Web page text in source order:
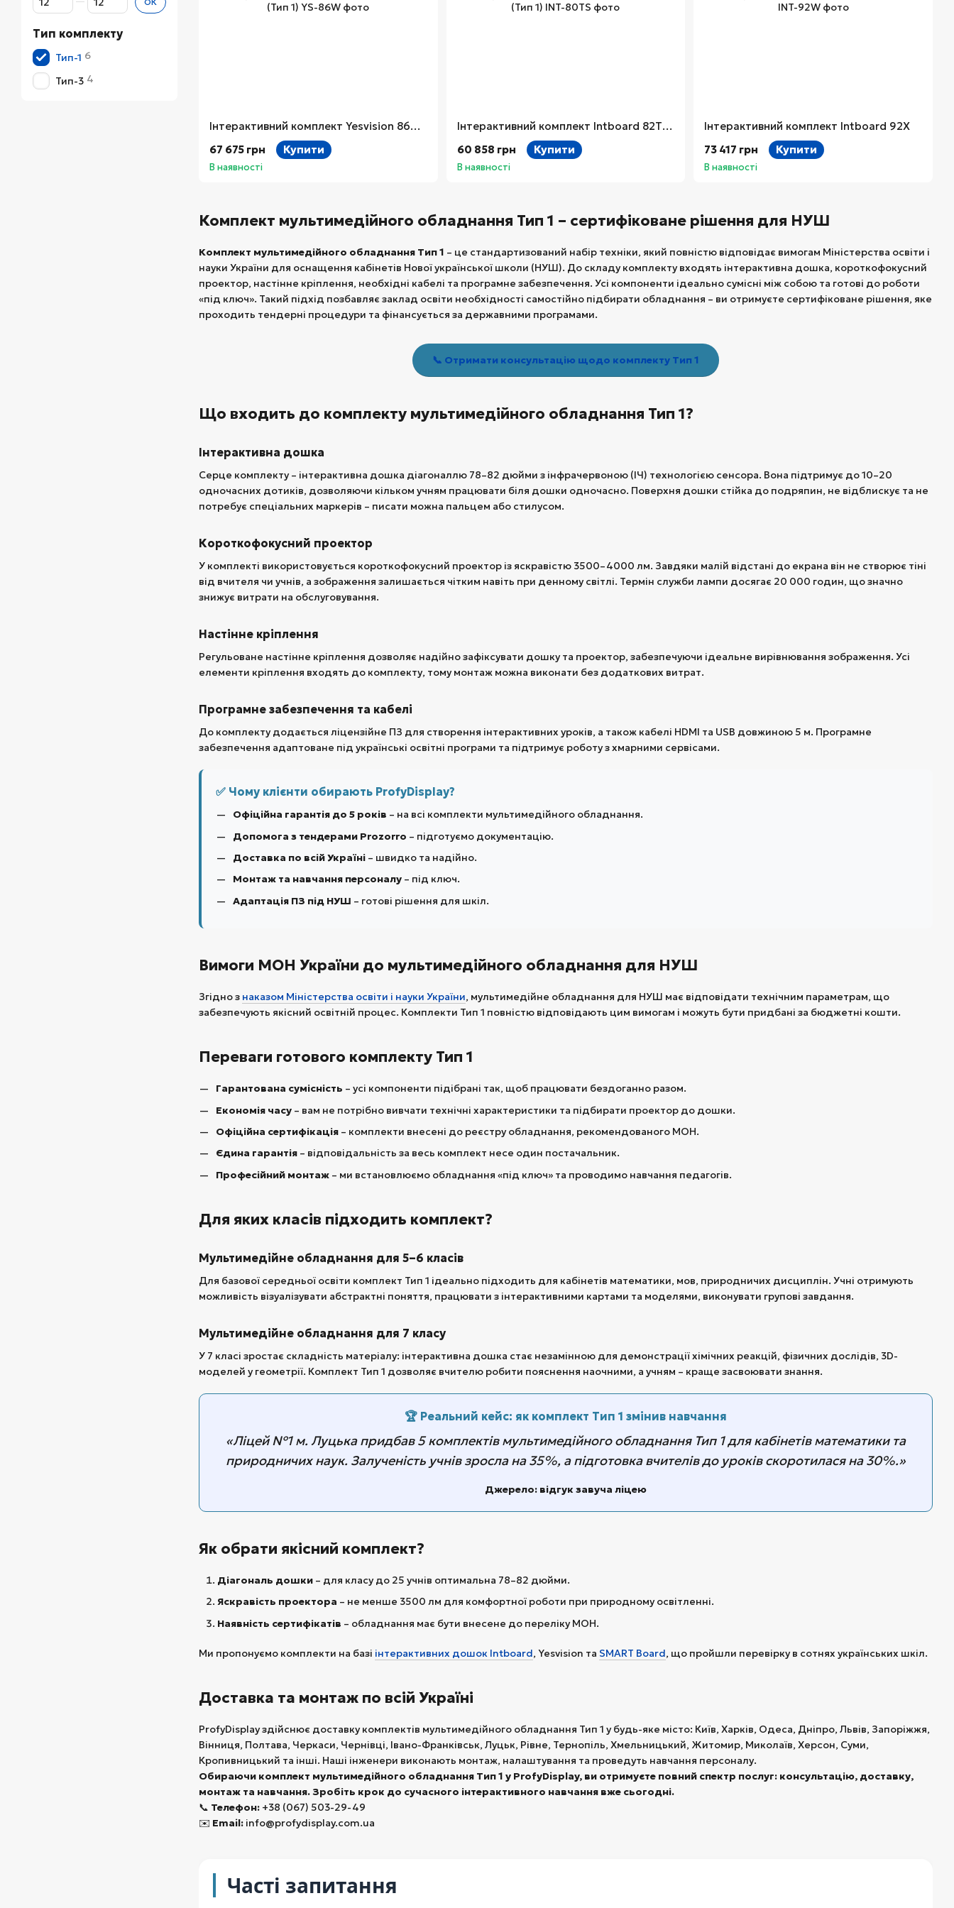
Комплект мультимедійного обладнання Тип 1 – сертифіковане рішення для НУШ
Комплект мультимедійного обладнання Тип 1 – це стандартизований набір техніки, який повністю відповідає вимогам Міністерства освіти і
науки України для оснащення кабінетів Нової української школи (НУШ). До складу комплекту входять інтерактивна дошка, короткофокусний
проектор, настінне кріплення, необхідні кабелі та програмне забезпечення. Усі компоненти ідеально сумісні між собою та готові до роботи
«під ключ». Такий підхід позбавляє заклад освіти необхідності самостійно підбирати обладнання – ви отримуєте сертифіковане рішення, яке
проходить тендерні процедури та фінансується за державними програмами.
📞 Отримати консультацію щодо комплекту Тип 1
Що входить до комплекту мультимедійного обладнання Тип 1?
Інтерактивна дошка
Серце комплекту – інтерактивна дошка діагоналлю 78–82 дюйми з інфрачервоною (ІЧ) технологією сенсора. Вона підтримує до 10–20
одночасних дотиків, дозволяючи кільком учням працювати біля дошки одночасно. Поверхня дошки стійка до подряпин, не відблискує та не
потребує спеціальних маркерів – писати можна пальцем або стилусом.
Короткофокусний проектор
У комплекті використовується короткофокусний проектор із яскравістю 3500–4000 лм. Завдяки малій відстані до екрана він не створює тіні
від вчителя чи учнів, а зображення залишається чітким навіть при денному світлі. Термін служби лампи досягає 20 000 годин, що значно
знижує витрати на обслуговування.
Настінне кріплення
Регульоване настінне кріплення дозволяє надійно зафіксувати дошку та проектор, забезпечуючи ідеальне вирівнювання зображення. Усі
елементи кріплення входять до комплекту, тому монтаж можна виконати без додаткових витрат.
Програмне забезпечення та кабелі
До комплекту додається ліцензійне ПЗ для створення інтерактивних уроків, а також кабелі HDMI та USB довжиною 5 м. Програмне
забезпечення адаптоване під українські освітні програми та підтримує роботу з хмарними сервісами.
✅ Чому клієнти обирають ProfyDisplay?
Офіційна гарантія до 5 років – на всі комплекти мультимедійного обладнання.
Допомога з тендерами Prozorro – підготуємо документацію.
Доставка по всій Україні – швидко та надійно.
Монтаж та навчання персоналу – під ключ.
Адаптація ПЗ під НУШ – готові рішення для шкіл.
Вимоги МОН України до мультимедійного обладнання для НУШ
Згідно з наказом Міністерства освіти і науки України, мультимедійне обладнання для НУШ має відповідати технічним параметрам, що
забезпечують якісний освітній процес. Комплекти Тип 1 повністю відповідають цим вимогам і можуть бути придбані за бюджетні кошти.
Переваги готового комплекту Тип 1
Гарантована сумісність – усі компоненти підібрані так, щоб працювати бездоганно разом.
Економія часу – вам не потрібно вивчати технічні характеристики та підбирати проектор до дошки.
Офіційна сертифікація – комплекти внесені до реєстру обладнання, рекомендованого МОН.
Єдина гарантія – відповідальність за весь комплект несе один постачальник.
Професійний монтаж – ми встановлюємо обладнання «під ключ» та проводимо навчання педагогів.
Для яких класів підходить комплект?
Мультимедійне обладнання для 5–6 класів
Для базової середньої освіти комплект Тип 1 ідеально підходить для кабінетів математики, мов, природничих дисциплін. Учні отримують
можливість візуалізувати абстрактні поняття, працювати з інтерактивними картами та моделями, виконувати групові завдання.
Мультимедійне обладнання для 7 класу
У 7 класі зростає складність матеріалу: інтерактивна дошка стає незамінною для демонстрації хімічних реакцій, фізичних дослідів, 3D-
моделей у геометрії. Комплект Тип 1 дозволяє вчителю робити пояснення наочними, а учням – краще засвоювати знання.
🏆 Реальний кейс: як комплект Тип 1 змінив навчання
«Ліцей №1 м. Луцька придбав 5 комплектів мультимедійного обладнання Тип 1 для кабінетів математики та
природничих наук. Залученість учнів зросла на 35%, а підготовка вчителів до уроків скоротилася на 30%.»
Джерело: відгук завуча ліцею
Як обрати якісний комплект?
Діагональ дошки – для класу до 25 учнів оптимальна 78–82 дюйми.
Яскравість проектора – не менше 3500 лм для комфортної роботи при природному освітленні.
Наявність сертифікатів – обладнання має бути внесене до переліку МОН.
Ми пропонуємо комплекти на базі інтерактивних дошок Intboard, Yesvision та SMART Board, що пройшли перевірку в сотнях українських шкіл.
Доставка та монтаж по всій Україні
ProfyDisplay здійснює доставку комплектів мультимедійного обладнання Тип 1 у будь-яке місто: Київ, Харків, Одеса, Дніпро, Львів, Запоріжжя,
Вінниця, Полтава, Черкаси, Чернівці, Івано-Франківськ, Луцьк, Рівне, Тернопіль, Хмельницький, Житомир, Миколаїв, Херсон, Суми,
Кропивницький та інші. Наші інженери виконають монтаж, налаштування та проведуть навчання персоналу.
Обираючи комплект мультимедійного обладнання Тип 1 у ProfyDisplay, ви отримуєте повний спектр послуг: консультацію, доставку,
монтаж та навчання. Зробіть крок до сучасного інтерактивного навчання вже сьогодні.
📞 Телефон: +38 (067) 503-29-49
✉️ Email: info@profydisplay.com.ua
Часті запитання
Інтерактивний комплект Yesvision 86W (Тип 1)
67 675 грн
Купити
В наявності
Інтерактивний комплект Intboard 82TS (Тип 1)
60 858 грн
Купити
В наявності
Інтерактивний комплект Intboard 92X
73 417 грн
Купити
В наявності
Тип комплекту
Тип-1 6
Тип-3 4